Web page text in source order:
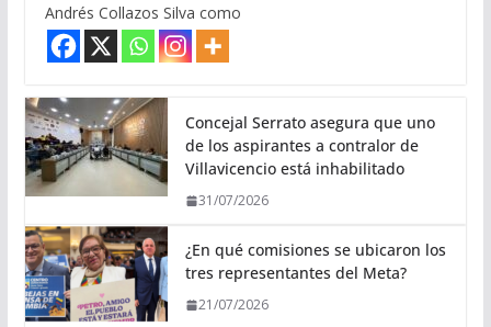
Andrés Collazos Silva como
Concejal Serrato asegura que uno
de los aspirantes a contralor de
Villavicencio está inhabilitado
31/07/2026
¿En qué comisiones se ubicaron los
tres representantes del Meta?
21/07/2026